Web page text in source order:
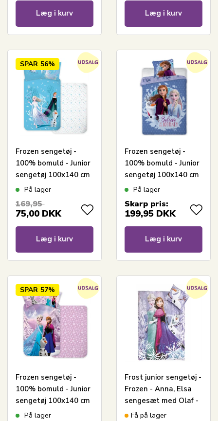
Læg i kurv Læg i kurv
SPAR 56%
Frozen sengetøj -
100% bomuld - Junior
sengetøj 100x140 cm
- Blå - Anna, Elsa og
På lager
169,95
75,00 DKK
Læg i kurv
Frozen sengetøj -
100% bomuld - Junior
sengetøj 100x140 cm
- Blå - Frost 2 Anna,
På lager
Skarp pris:
199,95 DKK
Læg i kurv
SPAR 57%
Frozen sengetøj -
100% bomuld - Junior
sengetøj 100x140 cm
- Lilla - Frost Anna,
På lager
Frost junior sengetøj -
Frozen - Anna, Elsa
sengesæt med Olaf -
2 i 1 design - 100%
Få på lager